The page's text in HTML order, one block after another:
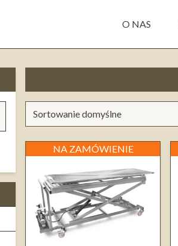
O NAS
NA ZAMÓWIENIE